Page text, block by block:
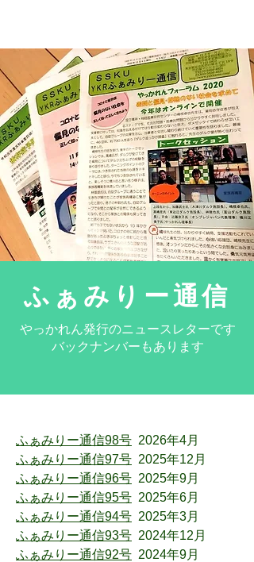
ふぁみりー通信
やっかれん発行のニュースレターです
バックナンバーもあります
ふぁみりー通信98号 2026年4月
ふぁみりー通信97号 2025年12月
ふぁみりー通信96号 2025年9月
ふぁみりー通信95号 2025年6月
ふぁみりー通信94号 2025年3月
ふぁみりー通信93号 2024年12月
ふぁみりー通信92号 2024年9月